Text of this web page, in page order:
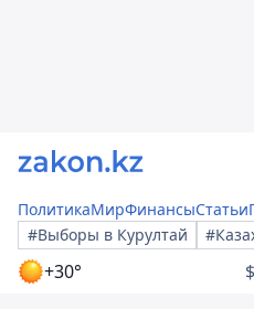
ПолитикаМирФинансыСтатьи
#Выборы в Курултай
+30° $